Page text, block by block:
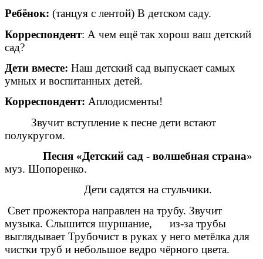
Ребёнок: (танцуя с лентой) В детском саду.
Корреспондент: А чем ещё так хорош ваш детский
сад?
Дети вместе: Наш детский сад выпускает самых
умных и воспитанных детей.
Корреспондент: Аплодисменты!
Звучит вступление к песне дети встают
полукругом.
Песня «Детский сад - волшебная страна»
муз. Шопоренко.
Дети садятся на стульчики.
Свет прожектора направлен на трубу. Звучит
музыка. Слышится шуршание, из-за трубы
выглядывает Трубочист в руках у него метёлка для
чистки труб и небольшое ведро чёрного цвета.